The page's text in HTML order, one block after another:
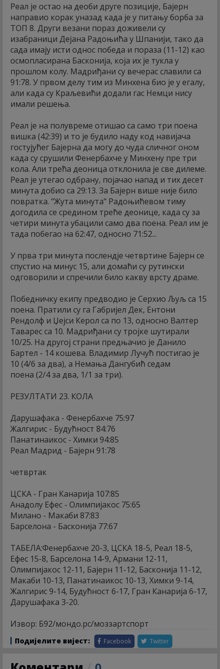
Реал је остао на деоби друге позиције, Бајерн
направио корак уназад када је у питању борба за
ТОП 8. Други везани пораз доживели су
изабраници Дејана Радоњића у Шпанији, тако да
сада имају исти однос победа и пораза (11-12) као
осмопласирана Басконија, која их је тукла у
прошлом колу. Мадриђани су вечерас славили са
91:78. У првом делу тим из Минхена био је у егалу,
али када су Краљевићи додали гас Немци нису
имали решења.
Реал је на полувреме отишао са само три поена
вишка (42:39) и то је будило наду код навијача
гостујућег Бајерна да могу до чуда сличног оном
када су срушили Фенербахче у Минхену пре три
кола. Али трећа деоница отклонила је све дилеме.
Реал је утегао одбрану, појачао напад и тих десет
минута добио са 29:13. За Бајерн више није било
повратка. "Жута минута" Радоњићевом тиму
догодила се средином треће деонице, када су за
четири минута убацили само два поена. Реал им је
тада побегао на 62:47, односно 71:52...
У прва три минута послендје четвртине Бајерн се
спустио на минус 15, али домаћи су рутински
одговорили и спречили било какву врсту драме.
Победничку екипу предводио је Серхио Љуљ са 15
поена. Пратили су га Габријел Дек, Ентони
Рендолф и Џејси Керол са по 13, односно Валтер
Таварес са 10. Мадриђани су тројке шутирали
10/25. На другој страни предњачио је Данило
Бартел - 14 кошева. Владимир Лучућ постигао је
10 (4/6 за два), а Немања Дангубић седам
поена (2/4 за два, 1/1 за три).
РЕЗУЛТАТИ 23. КОЛА
Дарушафака - Фенербахче 75:97
Жалгирис - Будућност 84:76
Панатинаикос - Химки 94:85
Реал Мадрид - Бајерн 91:78
четвртак
ЦСКА - Гран Канарија 107:85
Анадолу Ефес - Олимпијакос 75:65
Милано - Макаби 87:83
Барселона - Басконија 77:67
ТАБЕЛА:Фенербахче 20-3, ЦСКА 18-5, Реал 18-5,
Ефес 15-8, Барселона 14-9, Армани 12-11,
Олимпијакос 12-11, Бајерн 11-12, Басконија 11-12,
Макаби 10-13, Панатинаикос 10-13, Химки 9-14,
Жалгирис 9-14, Будућност 6-17, Гран Канарија 6-17,
Дарушафака 3-20.
Извор: Б92/мондо.рс/моззартспорт
Подијелите вијест: Facebook Twitter